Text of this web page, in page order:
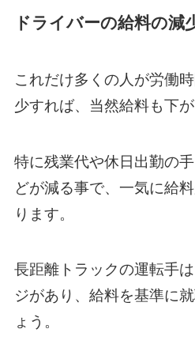
ドライバーの給料の減
これだけ多くの人が労働
少すれば、当然給料も下が
特に残業代や休日出勤の
どが減る事で、一気に給
ります。
長距離トラックの運転手
ジがあり、給料を基準に
ょう。